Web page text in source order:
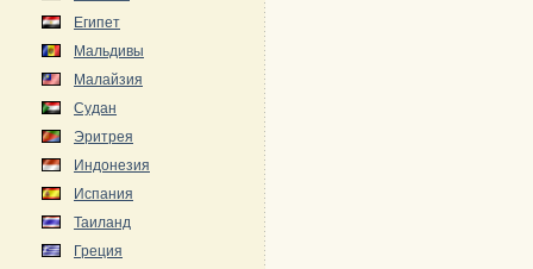
Египет
Мальдивы
Малайзия
Судан
Эритрея
Индонезия
Испания
Таиланд
Греция